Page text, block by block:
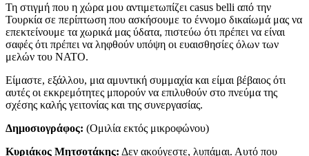
Τη στιγμή που η χώρα μου αντιμετωπίζει casus belli από την
Τουρκία σε περίπτωση που ασκήσουμε το έννομο δικαίωμά μας να
επεκτείνουμε τα χωρικά μας ύδατα, πιστεύω ότι πρέπει να είναι
σαφές ότι πρέπει να ληφθούν υπόψη οι ευαισθησίες όλων των
μελών του NATO.
Είμαστε, εξάλλου, μια αμυντική συμμαχία και είμαι βέβαιος ότι
αυτές οι εκκρεμότητες μπορούν να επιλυθούν στο πνεύμα της
σχέσης καλής γειτονίας και της συνεργασίας.
Δημοσιογράφος: (Ομιλία εκτός μικροφώνου)
Κυριάκος Μητσοτάκης: Δεν ακούγεστε, λυπάμαι. Αυτό που